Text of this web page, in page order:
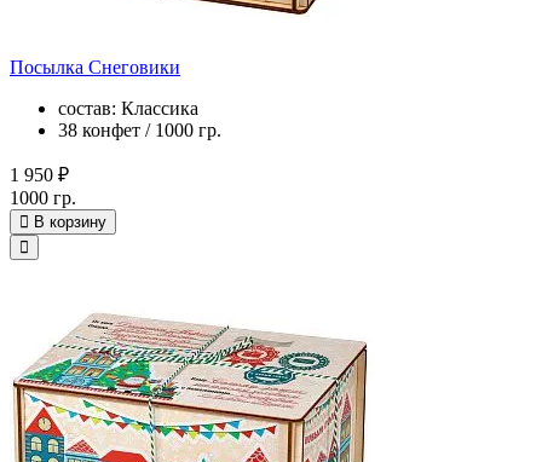
Посылка Снеговики
состав: Классика
38 конфет / 1000 гр.
1 950 ₽
1000 гр.
В корзину